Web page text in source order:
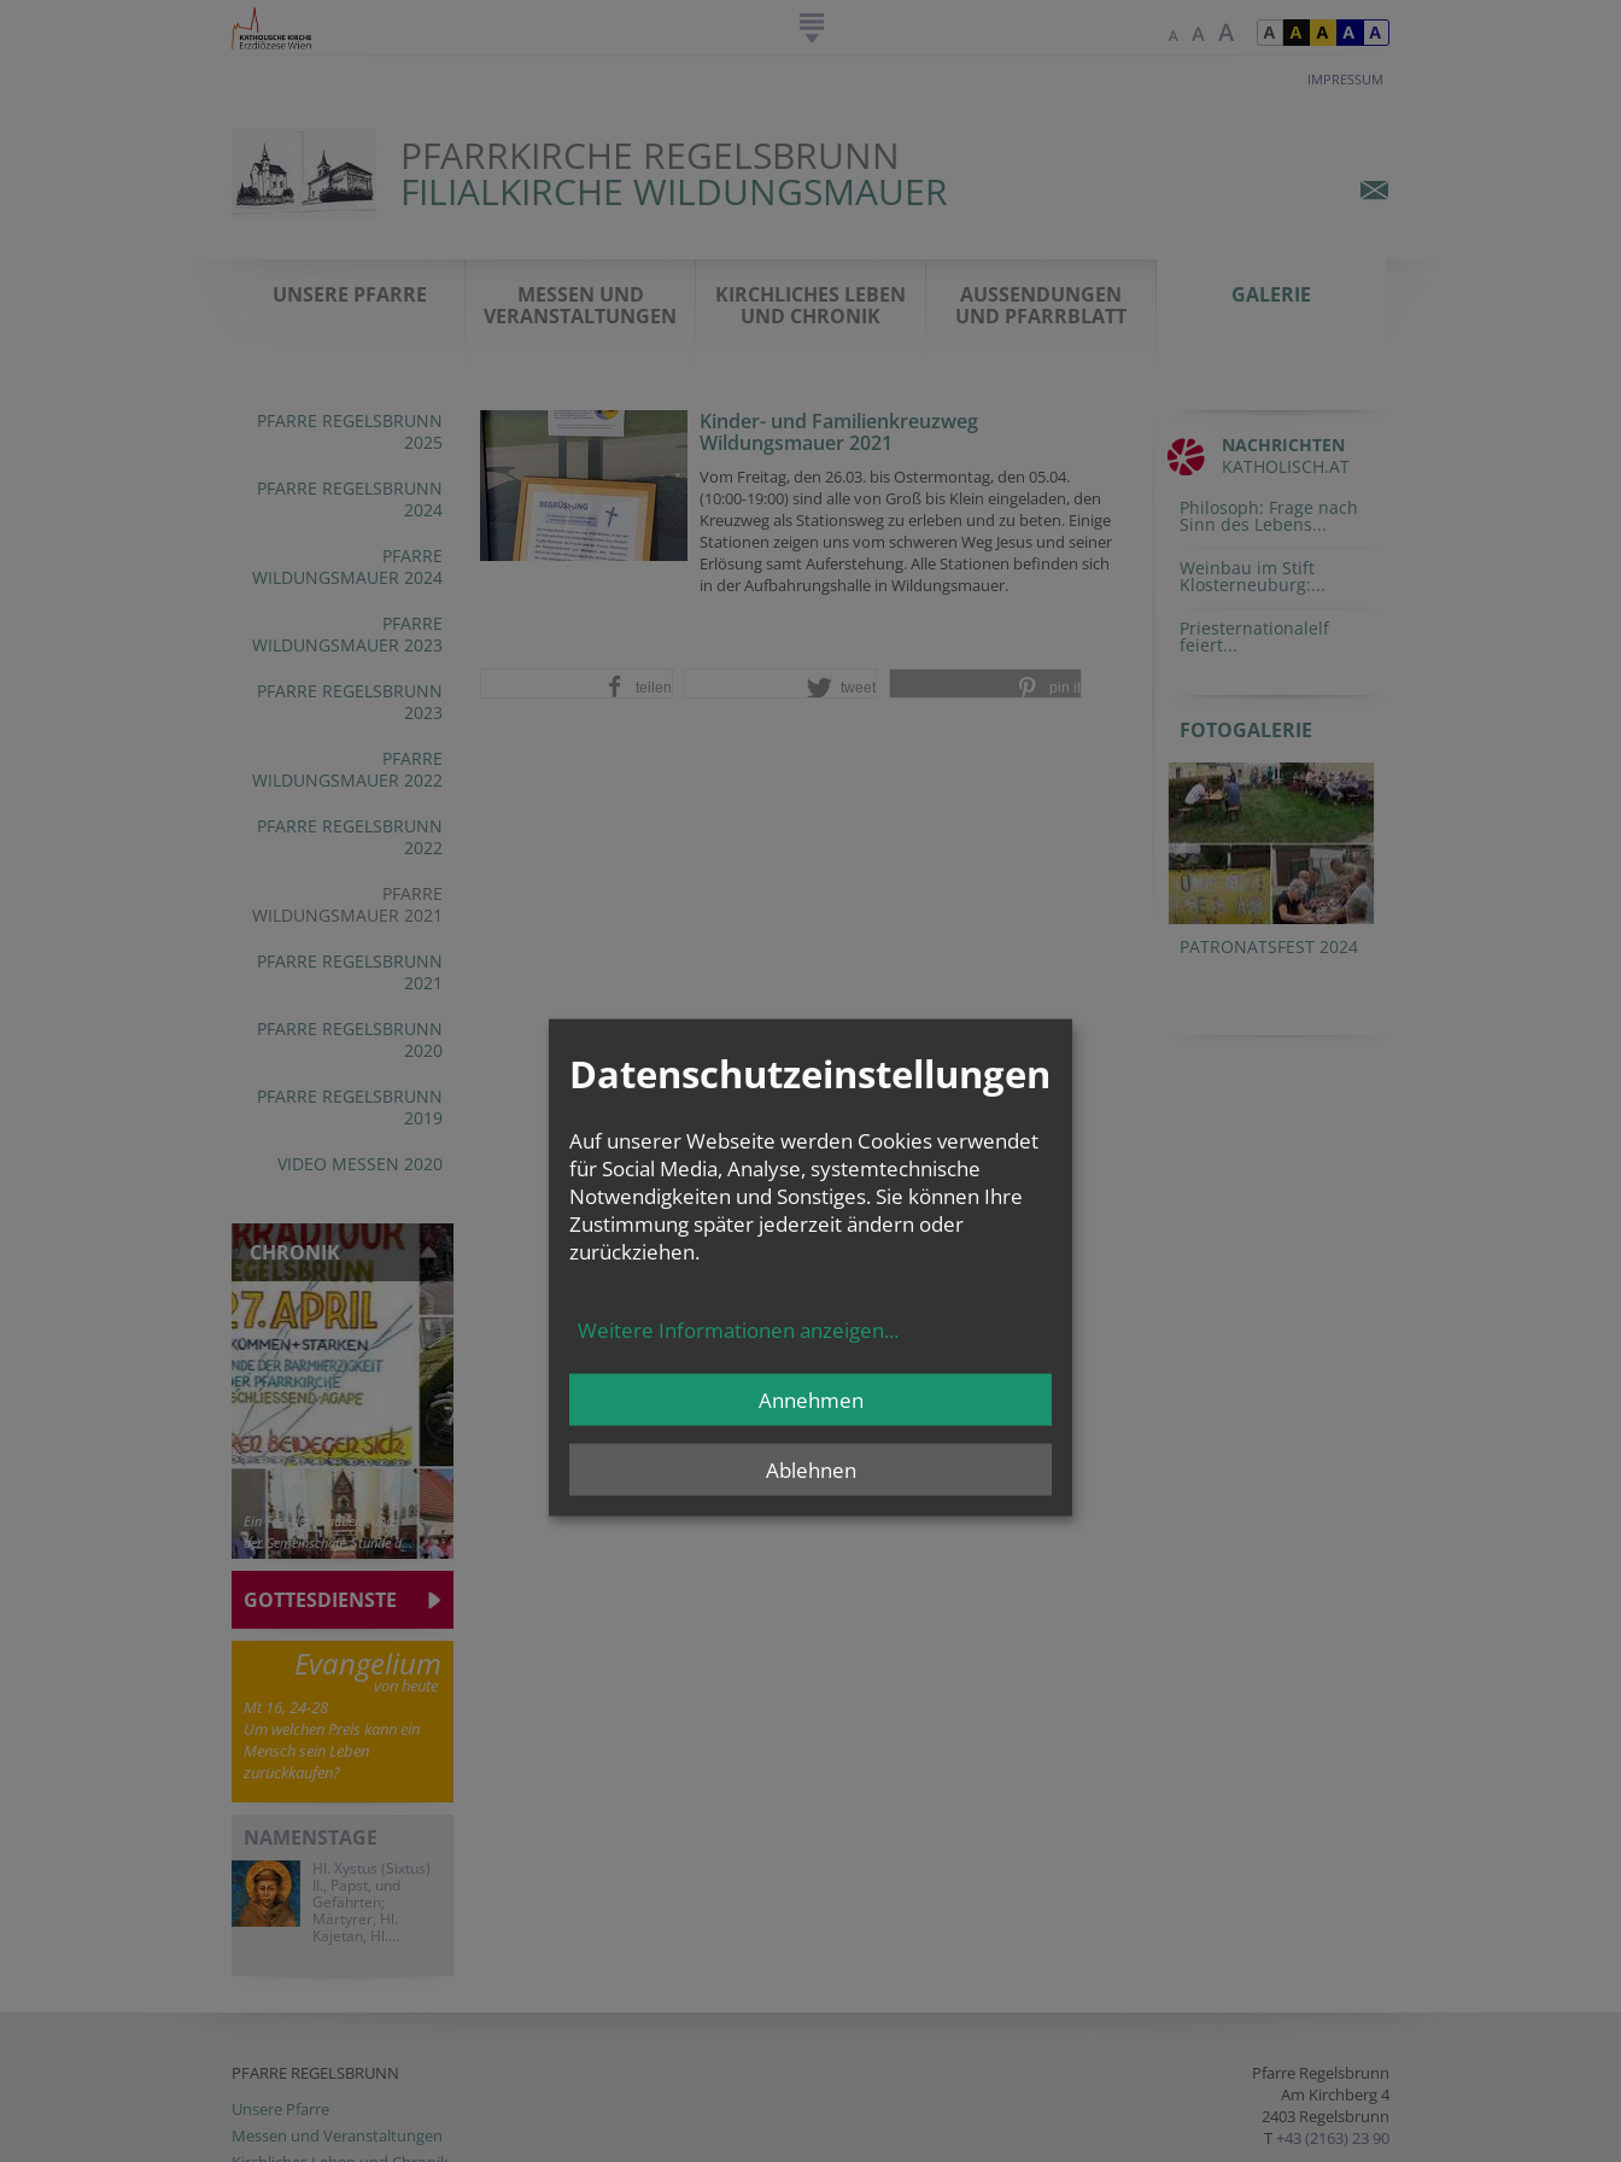
IMPRESSUM
PFARRKIRCHE REGELSBRUNN
FILIALKIRCHE WILDUNGSMAUER
UNSERE PFARRE
MESSEN UND
VERANSTALTUNGEN
KIRCHLICHES LEBEN
UND CHRONIK
AUSSENDUNGEN
UND PFARRBLATT
GALERIE
PFARRE REGELSBRUNN
2025
PFARRE REGELSBRUNN
2024
PFARRE
WILDUNGSMAUER 2024
PFARRE
WILDUNGSMAUER 2023
PFARRE REGELSBRUNN
2023
PFARRE
WILDUNGSMAUER 2022
PFARRE REGELSBRUNN
2022
PFARRE
WILDUNGSMAUER 2021
PFARRE REGELSBRUNN
2021
PFARRE REGELSBRUNN
2020
PFARRE REGELSBRUNN
2019
VIDEO MESSEN 2020
CHRONIK
Ein Fest des Glaubens und
der Gemeinschaft: Stunde d...
GOTTESDIENSTE
Evangelium
von heute
Mt 16, 24-28
Um welchen Preis kann ein
Mensch sein Leben
zurückkaufen?
NAMENSTAGE
Hl. Xystus (Sixtus)
II., Papst, und
Gefährten;
Märtyrer, Hl.
Kajetan, Hl....
Kinder- und Familienkreuzweg
Wildungsmauer 2021
Vom Freitag, den 26.03. bis Ostermontag, den 05.04.
(10:00-19:00) sind alle von Groß bis Klein eingeladen, den
Kreuzweg als Stationsweg zu erleben und zu beten. Einige
Stationen zeigen uns vom schweren Weg Jesus und seiner
Erlösung samt Auferstehung. Alle Stationen befinden sich
in der Aufbahrungshalle in Wildungsmauer.
teilen tweet pin it
NACHRICHTEN
KATHOLISCH.AT
Philosoph: Frage nach
Sinn des Lebens...
Weinbau im Stift
Klosterneuburg:...
Priesternationalelf
feiert...
FOTOGALERIE
PATRONATSFEST 2024
PFARRE REGELSBRUNN
Unsere Pfarre
Messen und Veranstaltungen
Pfarre Regelsbrunn
Am Kirchberg 4
2403 Regelsbrunn
T +43 (2163) 23 90
Datenschutzeinstellungen
Auf unserer Webseite werden Cookies verwendet
für Social Media, Analyse, systemtechnische
Notwendigkeiten und Sonstiges. Sie können Ihre
Zustimmung später jederzeit ändern oder
zurückziehen.
Weitere Informationen anzeigen...
Ablehnen
Annehmen